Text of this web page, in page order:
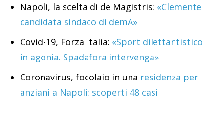
Napoli, la scelta di de Magistris: «Clemente
candidata sindaco di demA»
Covid-19, Forza Italia: «Sport dilettantistico
in agonia. Spadafora intervenga»
Coronavirus, focolaio in una residenza per
anziani a Napoli: scoperti 48 casi